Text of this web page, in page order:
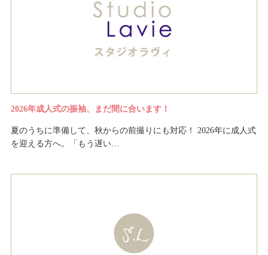
2026年成人式の振袖、まだ間に合います！
夏のうちに準備して、秋からの前撮りにも対応！ 2026年に成人式
を迎える方へ。「もう遅い…